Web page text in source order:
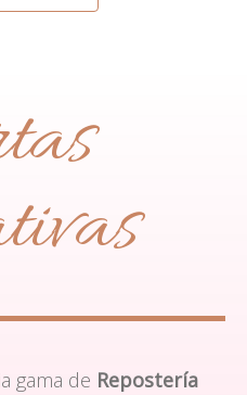
gama de Repostería